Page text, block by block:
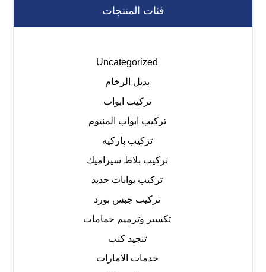
فئات المنتجات
Uncategorized
بديل الرخام
تركيب ابواب
تركيب ابواب المنيوم
تركيب باركيه
تركيب بلاط سيراميك
تركيب بوابات حديد
تركيب جبس بورد
تكسير وترميم حمامات
تنجيد كنب
خدمات الامارات